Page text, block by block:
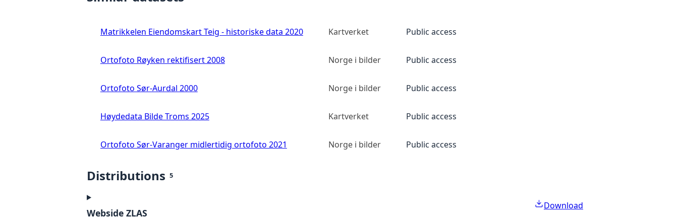
Matrikkelen Eiendomskart Teig - historiske data 2020 Kartverket Public access
Ortofoto Røyken rektifisert 2008 Norge i bilder Public access
Ortofoto Sør-Aurdal 2000 Norge i bilder Public access
Høydedata Bilde Troms 2025 Kartverket Public access
Ortofoto Sør-Varanger midlertidig ortofoto 2021 Norge i bilder Public access
Distributions 5
Webside ZLAS
Download